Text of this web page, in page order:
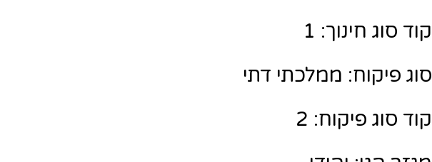
קוד סוג חינוך: 1
סוג פיקוח: ממלכתי דתי
קוד סוג פיקוח: 2